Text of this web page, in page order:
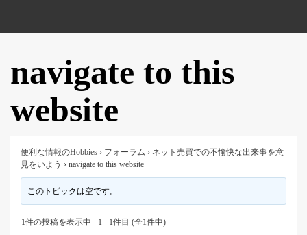
navigate to this
website
便利な情報のHobbies › フォーラム › ネット売買での不愉快な出来事を意
見をいよう › navigate to this website
このトピックは空です。
1件の投稿を表示中 - 1 - 1件目 (全1件中)